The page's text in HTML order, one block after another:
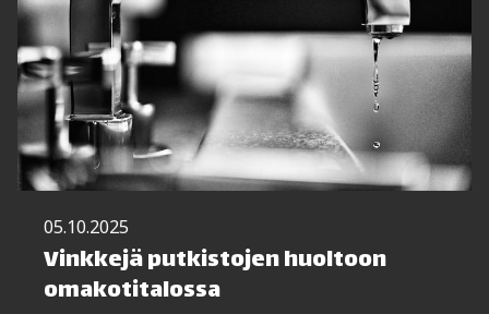
05.10.2025
Vinkkejä putkistojen huoltoon
omakotitalossa